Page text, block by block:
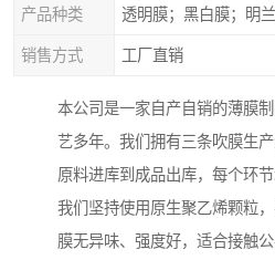
产品种类 透明膜；黑白膜；明
销售方式 工厂直销
本公司是一家自产自销的薄膜
艺多年。我们拥有三条吹膜生
原料进库到成品出库，每个环
我们坚持使用原生聚乙烯颗粒
膜无异味、强度好，适合接触